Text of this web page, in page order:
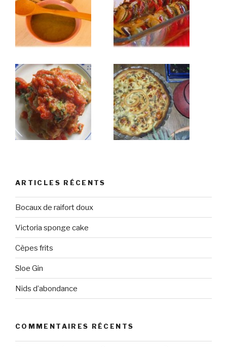
ARTICLES RÉCENTS
Bocaux de raifort doux
Victoria sponge cake
Cèpes frits
Sloe Gin
Nids d’abondance
COMMENTAIRES RÉCENTS